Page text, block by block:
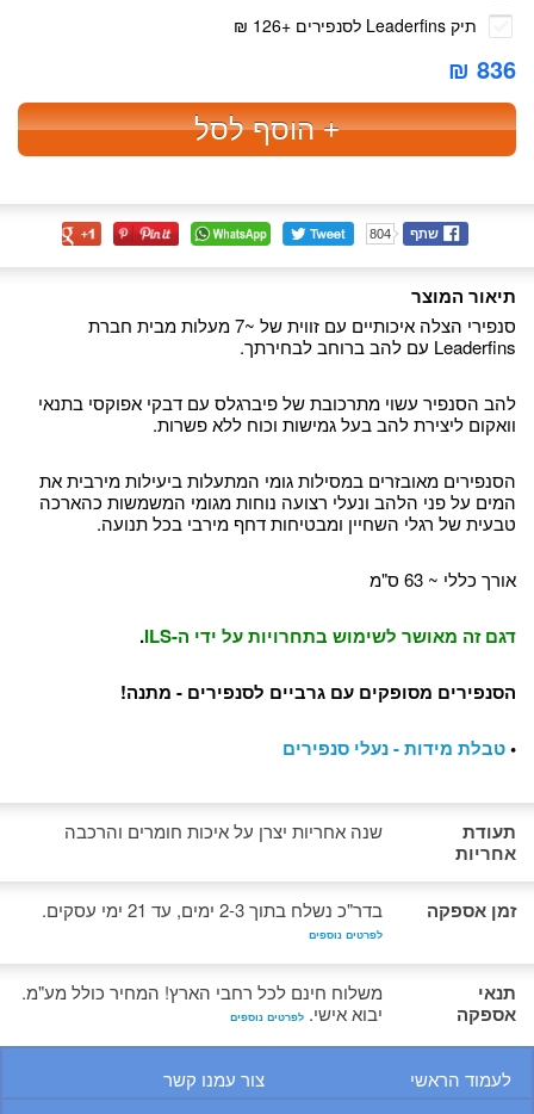
תיק Leaderfins לסנפירים
+
126 ₪
836 ₪
+ הוסף לסל
שתף 804
תיאור המוצר
סנפירי הצלה איכותיים עם זווית של ~7 מעלות מבית חברת
Leaderfins עם להב ברוחב לבחירתך.
להב הסנפיר עשוי מתרכובת של פיברגלס עם דבקי אפוקסי בתנאי
וואקום ליצירת להב בעל גמישות וכוח ללא פשרות.
הסנפירים מאובזרים במסילות גומי המתעלות ביעילות מירבית את
המים על פני הלהב ונעלי רצועה נוחות מגומי המשמשות כהארכה
טבעית של רגלי השחיין ומבטיחות דחף מירבי בכל תנועה.
אורך כללי ~ 63 ס"מ
דגם זה מאושר לשימוש בתחרויות על ידי ה-ILS .
הסנפירים מסופקים עם גרביים לסנפירים - מתנה!
•טבלת מידות - נעלי סנפירים
תעודת
אחריות
שנה אחריות יצרן על איכות חומרים והרכבה
זמן אספקה בדר"כ נשלח בתוך 2-3 ימים, עד 21 ימי עסקים.
לפרטים נוספים
תנאי
אספקה
משלוח חינם לכל רחבי הארץ! המחיר כולל מע"מ.
יבוא אישי. לפרטים נוספים
לעמוד הראשי צור עמנו קשר